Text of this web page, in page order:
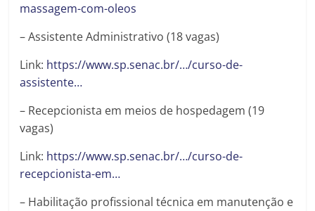
massagem-com-oleos
– Assistente Administrativo (18 vagas)
Link: https://www.sp.senac.br/…/curso-de-
assistente…
– Recepcionista em meios de hospedagem (19
vagas)
Link: https://www.sp.senac.br/…/curso-de-
recepcionista-em…
– Habilitação profissional técnica em manutenção e